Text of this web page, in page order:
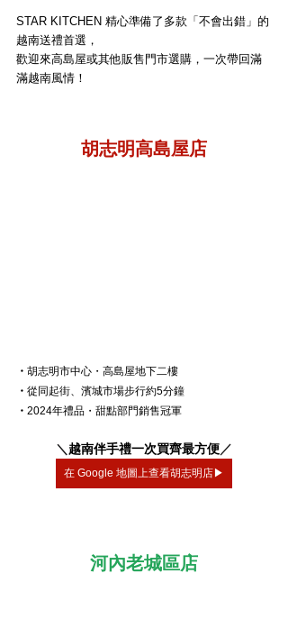
STAR KITCHEN 精心準備了多款「不會出錯」的
越南送禮首選，
歡迎來高島屋或其他販售門市選購，一次帶回滿
滿越南風情！
胡志明高島屋店
・ 胡志明市中心・高島屋地下二樓
・ 從同起街、濱城市場步行約5分鐘
・ 2024年禮品・甜點部門銷售冠軍
＼ 越南伴手禮一次買齊最方便／
在 Google 地圖上查看胡志明店▶
河內老城區店